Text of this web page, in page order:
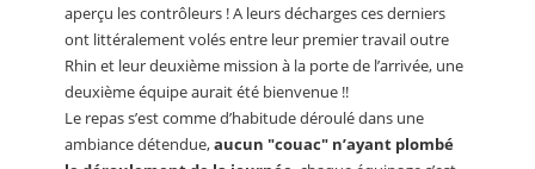
aperçu les contrôleurs ! A leurs décharges ces derniers
ont littéralement volés entre leur premier travail outre
Rhin et leur deuxième mission à la porte de l’arrivée, une
deuxième équipe aurait été bienvenue !!
Le repas s’est comme d’habitude déroulé dans une
ambiance détendue,aucun "couac" n’ayant plombé